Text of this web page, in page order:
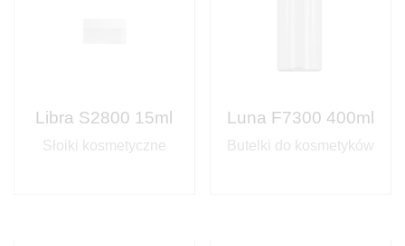
Libra S2800 15ml
Słoiki kosmetyczne
Luna F7300 400ml
Butelki do kosmetyków